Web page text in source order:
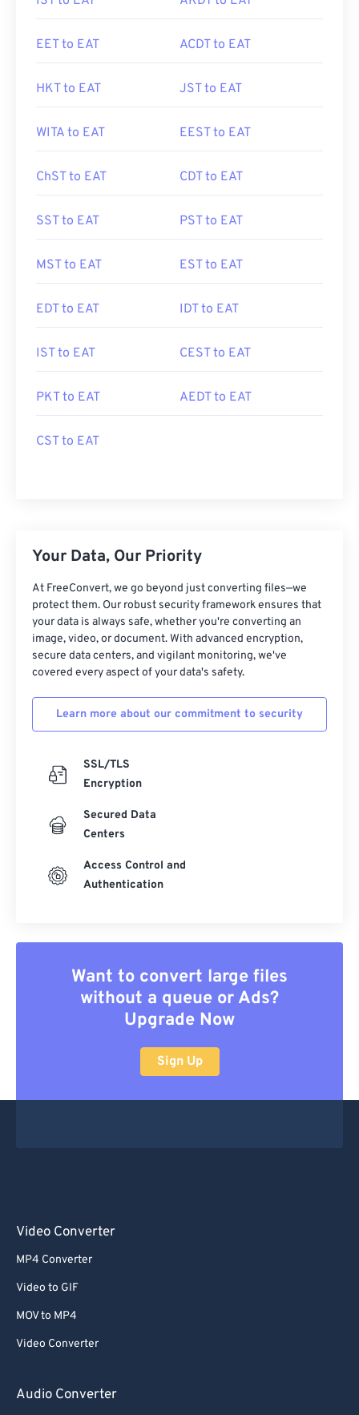
EET to EAT ACDT to EAT
HKT to EAT JST to EAT
WITA to EAT EEST to EAT
ChST to EAT CDT to EAT
SST to EAT PST to EAT
MST to EAT EST to EAT
EDT to EAT IDT to EAT
IST to EAT CEST to EAT
PKT to EAT AEDT to EAT
CST to EAT
Your Data, Our Priority
At FreeConvert, we go beyond just converting files—we
protect them. Our robust security framework ensures that
your data is always safe, whether you're converting an
image, video, or document. With advanced encryption,
secure data centers, and vigilant monitoring, we've
covered every aspect of your data's safety.
Learn more about our commitment to security
SSL/TLS
Encryption
Secured Data
Centers
Access Control and
Authentication
Want to convert large files
without a queue or Ads?
Upgrade Now
Sign Up
Video Converter
MP4 Converter
Video to GIF
MOV to MP4
Video Converter
Audio Converter